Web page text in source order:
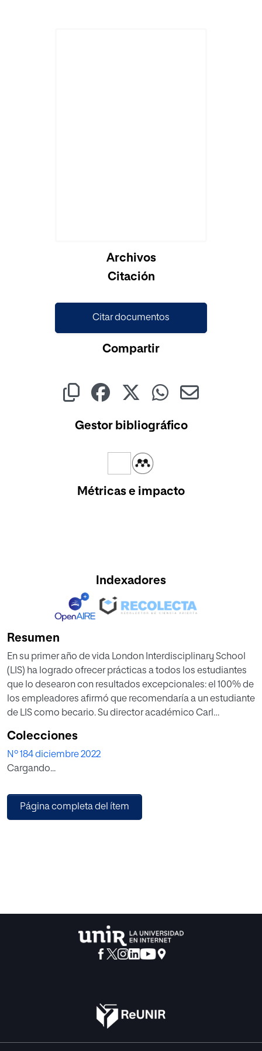
Archivos
Citación
Citar documentos
Compartir
Gestor bibliográfico
Métricas e impacto
Indexadores
Resumen
En su primer año de vida London Interdisciplinary School
(LIS) ha logrado ofrecer prácticas a todos los estudiantes
que lo desearon con resultados excepcionales: el 100% de
los empleadores afirmó que recomendaría a un estudiante
de LIS como becario. Su director académico Carl
enseñanza interdisciplinar basado en el estudio de
problemas reales. Carl Gombrich es director académico
de London Interdisciplinary School. Máster en Física
máster en Filosofía por la Universidad de Londres, es un
educador interdisciplinar británico, académico y antiguo
Métodos Interdisciplinares, explica en este artículo su
director académico, Carl Gombrich.
Colecciones
Nº 184 diciembre 2022
Cargando...
Página completa del ítem